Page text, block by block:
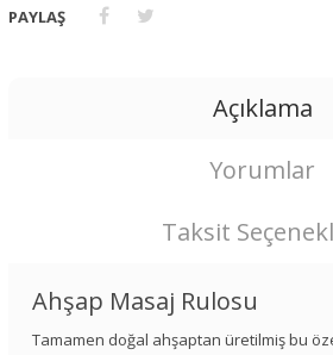
PAYLAŞ
Açıklama
Yorumlar
Taksit
Ahşap Masaj Rulosu
Tamamen doğal ahşaptan üretilmiş bu